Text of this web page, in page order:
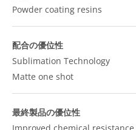
Powder coating resins
配合の優位性
Sublimation Technology
Matte one shot
最終製品の優位性